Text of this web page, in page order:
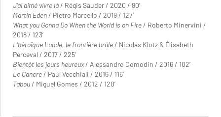
J’ai aimé vivre là / Régis Sauder / 2020 / 90’
Martin Eden / Pietro Marcello / 2019 / 127’
What you Gonna Do When the World is on Fire / Roberto Minervini /
2018 / 123’
L’héroïque Lande, le frontière brûle / Nicolas Klotz & Élisabeth
Perceval / 2017 / 225’
Bientôt les jours heureux/ Alessandro Comodin / 2016 / 102’
Le Cancre / Paul Vecchiali / 2016 / 116’
Tabou / Miguel Gomes / 2012 / 120’